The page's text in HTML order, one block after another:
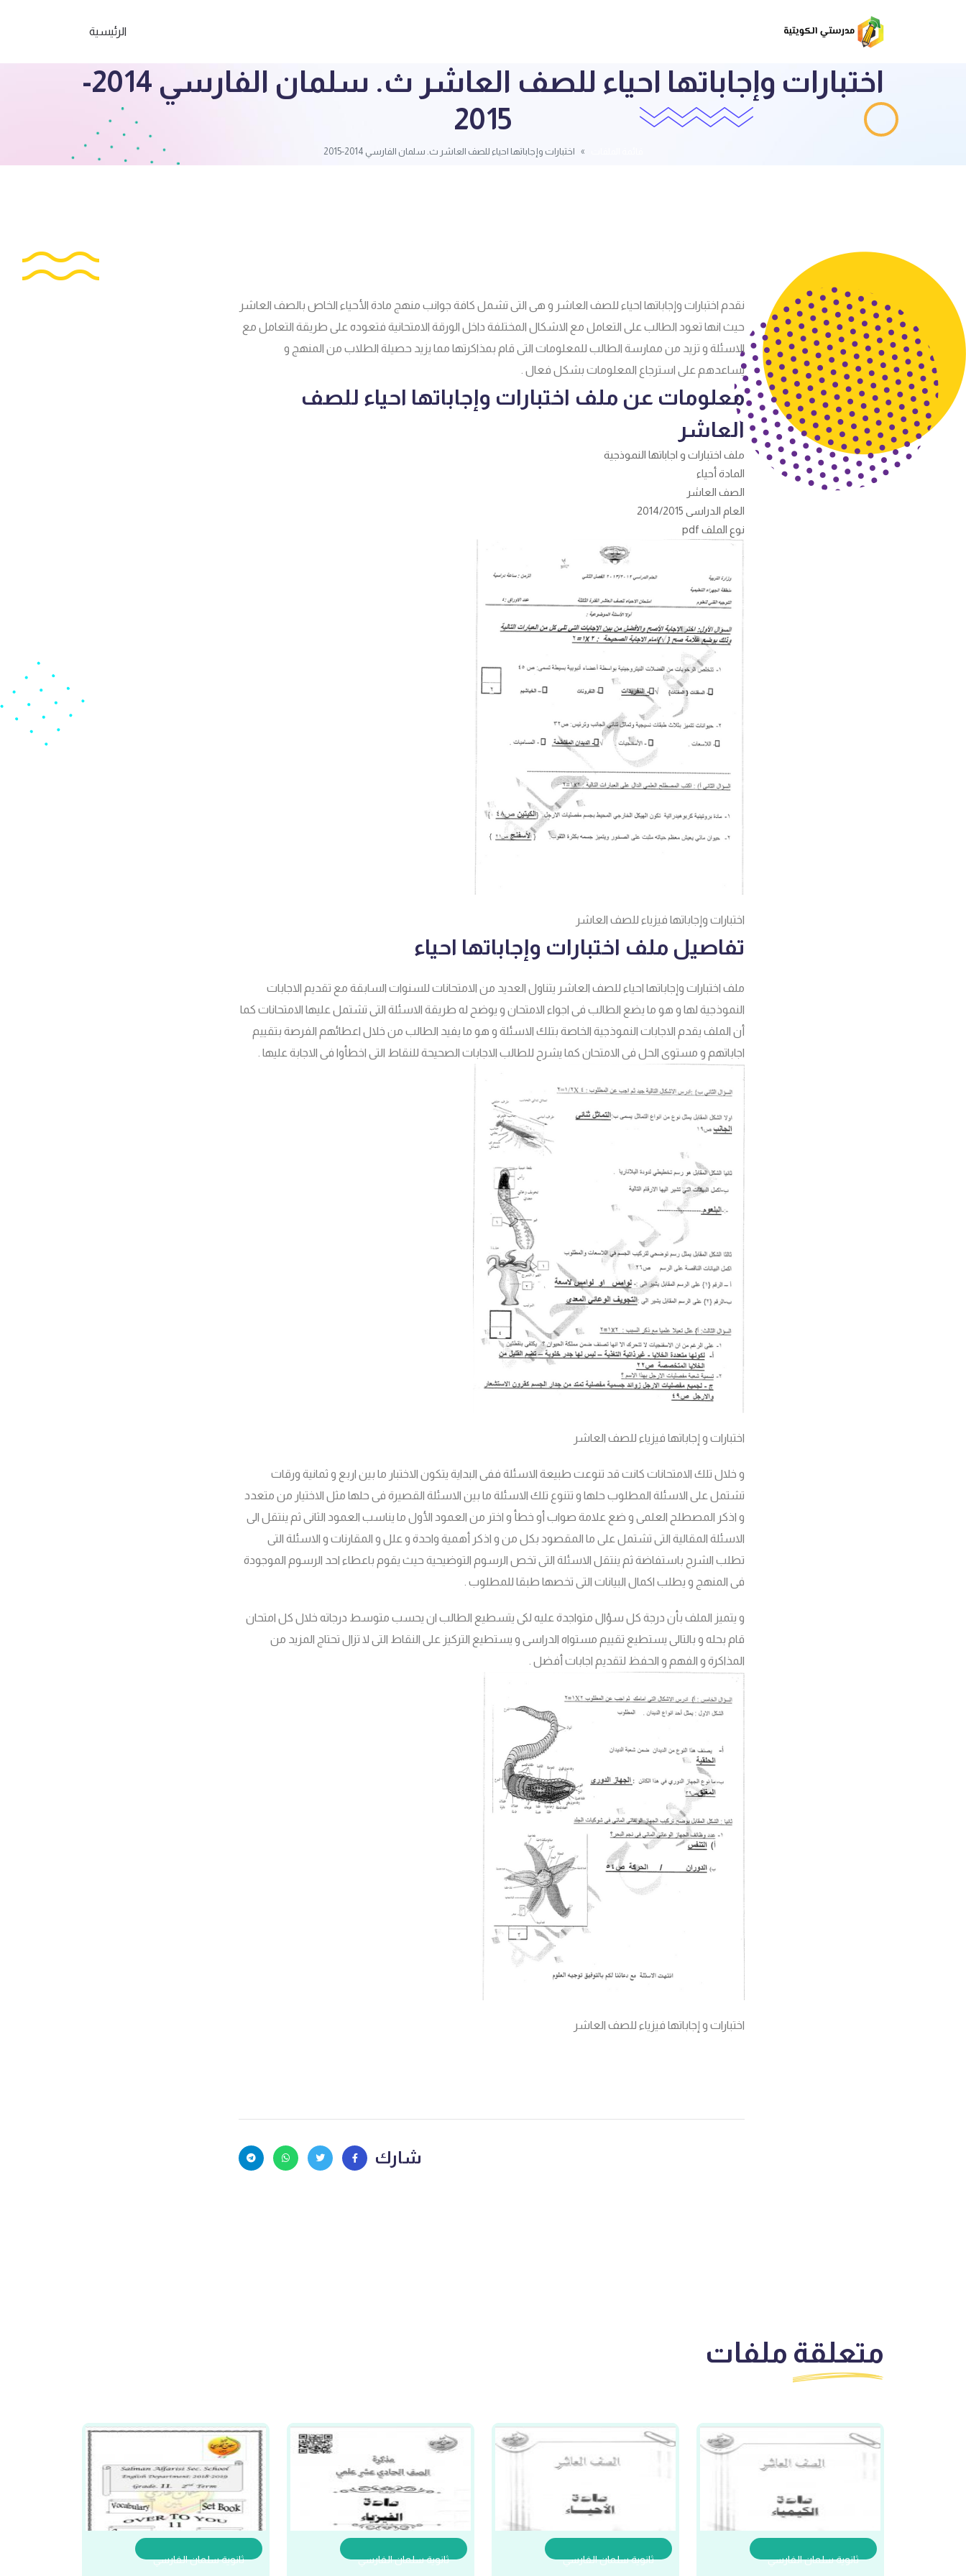
الرئيسية
اختبارات وإجاباتها احياء للصف العاشر ث. سلمان الفارسي 2014-
2015
اختبارات وإجاباتها احياء للصف العاشر ث. سلمان الفارسي 2014-2015
نقدم اختبارات وإجاباتها احياء للصف العاشر و هى التى تشمل كافة جوانب منهج مادة الأحياء الخاص بالصف العاشر
حيث انها تعود الطالب على التعامل مع الاشكال المختلفة داخل الورقة الامتحانية فتعوده على طريقة التعامل مع
الاسئلة و تزيد من ممارسة الطالب للمعلومات التى قام بمذاكرتها مما يزيد حصيلة الطلاب من المنهج و
يساعدهم على استرجاع المعلومات بشكل فعال .
معلومات عن ملف اختبارات وإجاباتها احياء للصف
العاشر
ملف اختبارات و اجاباتها النموذجية
المادة أحياء
الصف العاشر
العام الدراسى 2014/2015
نوع الملف pdf
اختبارات وإجاباتها فيزياء للصف العاشر
تفاصيل ملف اختبارات وإجاباتها احياء
ملف اختبارات وإجاباتها احياء للصف العاشر يتناول العديد من الامتحانات للسنوات السابقة مع تقديم الاجابات
النموذجية لها و هو ما يضع الطالب فى اجواء الامتحان و يوضح له طريقة الاسئلة التى تشتمل عليها الامتحانات كما
أن الملف يقدم الاجابات النموذجية الخاصة بتلك الاسئلة و هو ما يفيد الطالب من خلال اعطائهم الفرصة بتقييم
اجاباتهم و مستوى الحل فى الامتحان كما يشرح للطالب الاجابات الصحيحة للنقاط التى اخطأوا فى الاجابة عليها .
اختبارات و إجاباتها فيزياء للصف العاشر
و خلال تلك الامتحانات كانت قد تنوعت طبيعة الاسئلة ففى البداية يتكون الاختبار ما بين اربع و ثمانية ورقات
تشتمل على الاسئلة المطلوب حلها و تتنوع تلك الاسئلة ما بين الاسئلة القصيرة فى حلها مثل الاختيار من متعدد
و اذكر المصطلح العلمى و ضع علامة صواب أو خطأ و اختر من العمود الأول ما يناسب العمود الثانى ثم ينتقل الى
الاسئلة المقالية التى تشتمل على ما المقصود بكل من و اذكر أهمية واحدة و علل و المقارنات و الاسئلة التى
تطلب الشرح باستفاضة ثم ينتقل الاسئلة التى تخص الرسوم التوضيحية حيث يقوم باعطاء احد الرسوم الموجودة
فى المنهج و يطلب اكمال البيانات التى تخصها طبقا للمطلوب .
و يتميز الملف بأن درجة كل سؤال متواجدة عليه لكى يتسطيع الطالب ان يحسب متوسط درجاته خلال كل امتحان
قام بحله و بالتالى يستطيع تقييم مستواه الدراسى و يستطيع التركيز على النقاط التى لا تزال تحتاج المزيد من
المذاكرة و الفهم و الحفظ لتقديم اجابات أفضل .
اختبارات و إجاباتها فيزياء للصف العاشر
شارك
متعلقة ملفات
ثانوية سلمان الفارسي ثانوية سلمان الفارسي ثانوية سلمان الفارسي ثانوية سلمان الفارسي